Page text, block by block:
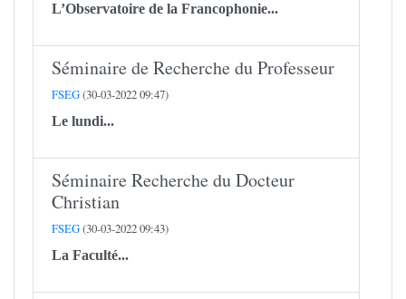
L’Observatoire de la Francophonie...
Séminaire de Recherche du Professeur
FSEG(30-03-2022 09:47)
Le lundi...
Séminaire Recherche du Docteur
Christian
FSEG(30-03-2022 09:43)
La Faculté...